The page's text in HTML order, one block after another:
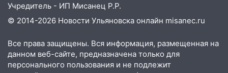
08:21 В Заволжском районе украли два
велосипеда
тридцатиградусная жара: какая будет
погода в четверг
Учредитель - ИП Мисанец Р.Р.
© 2014-2026 Новости Ульяновска онлайн misanec.ru
Все права защищены. Вся информация, размещенная на
данном веб-сайте, предназначена только для
персонального пользования и не подлежит